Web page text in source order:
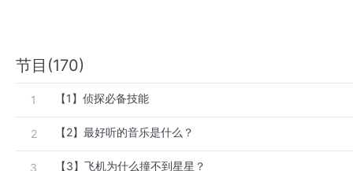
节目(170)
1 【1】侦探必备技能
2 【2】最好听的音乐是什么？
3 【3】飞机为什么撞不到星星？